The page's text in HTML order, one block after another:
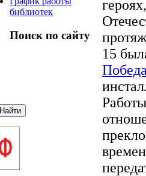
библиотек
Поиск по сайту
15